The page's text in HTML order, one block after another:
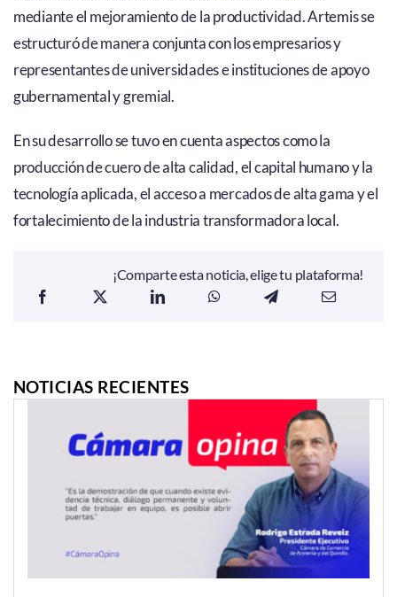
mediante el mejoramiento de la productividad. Artemis se
estructuró de manera conjunta con los empresarios y
representantes de universidades e instituciones de apoyo
gubernamental y gremial.
En su desarrollo se tuvo en cuenta aspectos como la
producción de cuero de alta calidad, el capital humano y la
tecnología aplicada, el acceso a mercados de alta gama y el
fortalecimiento de la industria transformadora local.
¡Comparte esta noticia, elige tu plataforma!
NOTICIAS RECIENTES